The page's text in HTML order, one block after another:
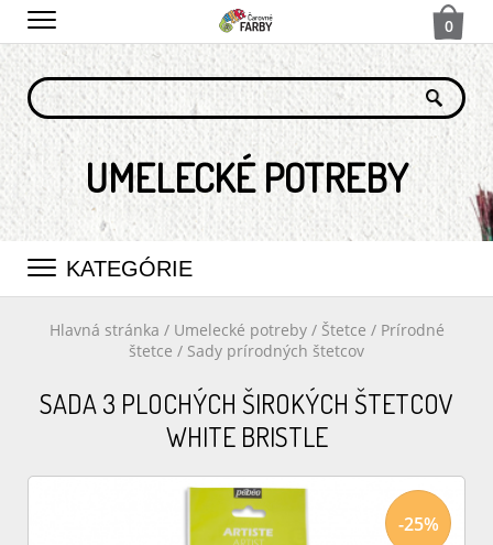
0
UMELECKÉ POTREBY
KATEGÓRIE
Hlavná stránka / Umelecké potreby/ Štetce / Prírodné
štetce / Sady prírodných štetcov
SADA 3 PLOCHÝCH ŠIROKÝCH ŠTETCOV
WHITE BRISTLE
-25%